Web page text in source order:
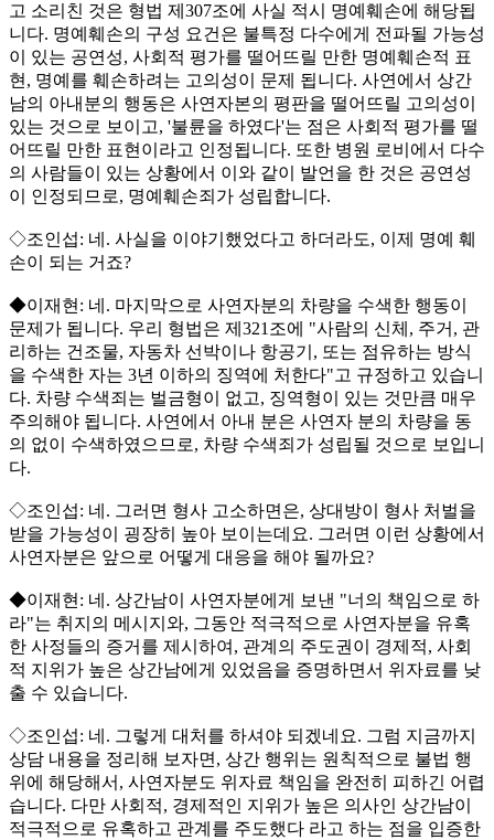
고 소리친 것은 형법 제307조에 사실 적시 명예훼손에 해당됩
니다. 명예훼손의 구성 요건은 불특정 다수에게 전파될 가능성
이 있는 공연성, 사회적 평가를 떨어뜨릴 만한 명예훼손적 표
현, 명예를 훼손하려는 고의성이 문제 됩니다. 사연에서 상간
남의 아내분의 행동은 사연자본의 평판을 떨어뜨릴 고의성이
있는 것으로 보이고, '불륜을 하였다'는 점은 사회적 평가를 떨
어뜨릴 만한 표현이라고 인정됩니다. 또한 병원 로비에서 다수
의 사람들이 있는 상황에서 이와 같이 발언을 한 것은 공연성
이 인정되므로, 명예훼손죄가 성립합니다.
◇조인섭: 네. 사실을 이야기했었다고 하더라도, 이제 명예 훼
손이 되는 거죠?
◆이재현: 네. 마지막으로 사연자분의 차량을 수색한 행동이
문제가 됩니다. 우리 형법은 제321조에 "사람의 신체, 주거, 관
리하는 건조물, 자동차 선박이나 항공기, 또는 점유하는 방식
을 수색한 자는 3년 이하의 징역에 처한다"고 규정하고 있습니
다. 차량 수색죄는 벌금형이 없고, 징역형이 있는 것만큼 매우
주의해야 됩니다. 사연에서 아내 분은 사연자 분의 차량을 동
의 없이 수색하였으므로, 차량 수색죄가 성립될 것으로 보입니
다.
◇조인섭: 네. 그러면 형사 고소하면은, 상대방이 형사 처벌을
받을 가능성이 굉장히 높아 보이는데요. 그러면 이런 상황에서
사연자분은 앞으로 어떻게 대응을 해야 될까요?
◆이재현: 네. 상간남이 사연자분에게 보낸 "너의 책임으로 하
라"는 취지의 메시지와, 그동안 적극적으로 사연자분을 유혹
한 사정들의 증거를 제시하여, 관계의 주도권이 경제적, 사회
적 지위가 높은 상간남에게 있었음을 증명하면서 위자료를 낮
출 수 있습니다.
◇조인섭: 네. 그렇게 대처를 하셔야 되겠네요. 그럼 지금까지
상담 내용을 정리해 보자면, 상간 행위는 원칙적으로 불법 행
위에 해당해서, 사연자분도 위자료 책임을 완전히 피하긴 어렵
습니다. 다만 사회적, 경제적인 지위가 높은 의사인 상간남이
적극적으로 유혹하고 관계를 주도했다 라고 하는 점을 입증한